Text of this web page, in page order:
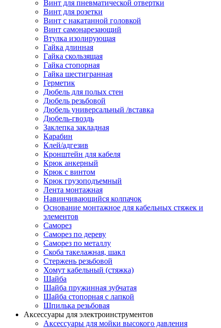
Винт для пневматической отвертки
Винт для розетки
Винт с накатанной головкой
Винт самонарезающий
Втулка изолирующая
Гайка длинная
Гайка скользящая
Гайка стопорная
Гайка шестигранная
Герметик
Дюбель для полых стен
Дюбель резьбовой
Дюбель универсальный /вставка
Дюбель-гвоздь
Заклепка закладная
Карабин
Клей/адгезив
Кронштейн для кабеля
Крюк анкерный
Крюк с винтом
Крюк грузоподъемный
Лента монтажная
Навинчивающийся колпачок
Основание монтажное для кабельных стяжек и
элементов
Саморез
Саморез по дереву
Саморез по металлу
Скоба такелажная, шакл
Стержень резьбовой
Хомут кабельный (стяжка)
Шайба
Шайба пружинная зубчатая
Шайба стопорная с лапкой
Шпилька резьбовая
Аксессуары для электроинструментов
Аксессуары для мойки высокого давления